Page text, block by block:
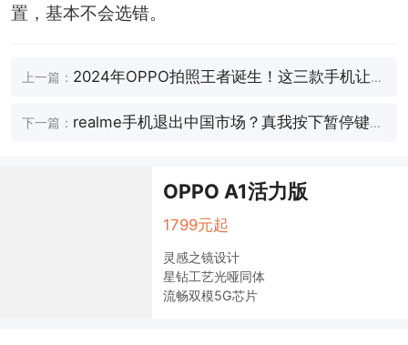
置，基本不会选错。
上一篇： 2024年OPPO拍照王者诞生！这三款手机让单
反都慌了！
下一篇： realme手机退出中国市场？真我按下暂停键，
OPPO A1活力版
1799元起
灵感之镜设计
星钻工艺光哑同体
流畅双模5G芯片